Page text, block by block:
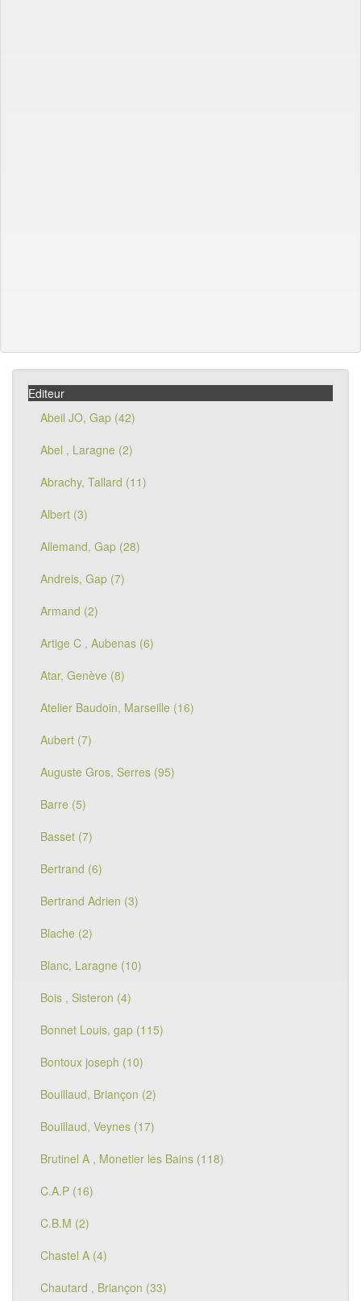
Editeur
Abeil JO, Gap (42)
Abel , Laragne (2)
Abrachy, Tallard (11)
Albert (3)
Allemand, Gap (28)
Andreis, Gap (7)
Armand (2)
Artige C , Aubenas (6)
Atar, Genève (8)
Atelier Baudoin, Marseille (16)
Aubert (7)
Auguste Gros, Serres (95)
Barre (5)
Basset (7)
Bertrand (6)
Bertrand Adrien (3)
Blache (2)
Blanc, Laragne (10)
Bois , Sisteron (4)
Bonnet Louis, gap (115)
Bontoux joseph (10)
Bouillaud, Briançon (2)
Bouillaud, Veynes (17)
Brutinel A , Monetier les Bains (118)
C.A.P (16)
C.B.M (2)
Chastel A (4)
Chautard , Briançon (33)